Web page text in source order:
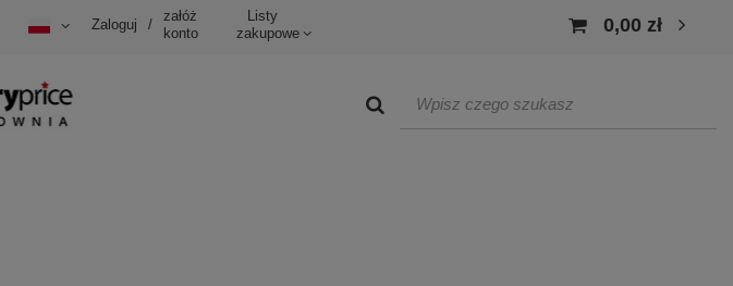
Zaloguj /
załóż
konto
Listy
zakupowe
0,00 zł